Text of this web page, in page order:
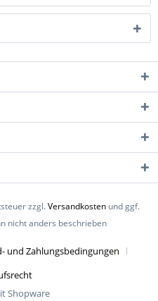
zzgl.Versandkosten und ggf.
nicht anders beschrieben
und Zahlungsbedingungen
Shopware